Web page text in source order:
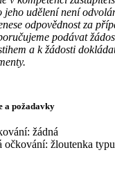
jeho udělení není
odpovědnost za
podávat
a k žádosti
a požadavky
žádná
očkování: žloutenka